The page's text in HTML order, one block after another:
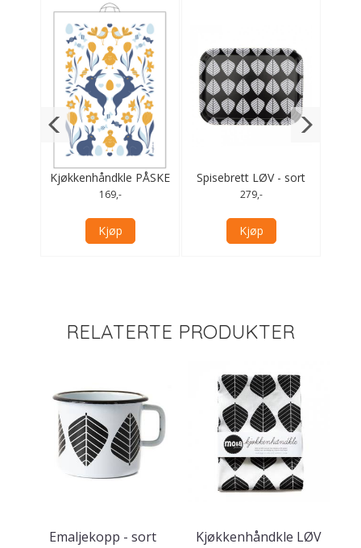
Kjøkkenhåndkle PÅSKE
gul
169,-
Kjøp
Spisebrett LØV - sort
279,-
Kjøp
RELATERTE PRODUKTER
Emaljekopp - sort
Kjøkkenhåndkle LØV